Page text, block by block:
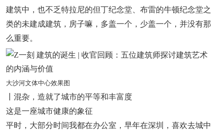
建筑中，也不乏特拉尼的但丁纪念堂、布雷的牛顿纪念堂之
类的未建成建筑，房子嘛，多盖一个，少盖一个，并没有那
么重要。
大沙河文体中心效果图
丨混杂，造就了城市的平等和丰富度
这是一座城市健康的象征
平时，大部分时间我都在办公室，早年在深圳，喜欢去城中